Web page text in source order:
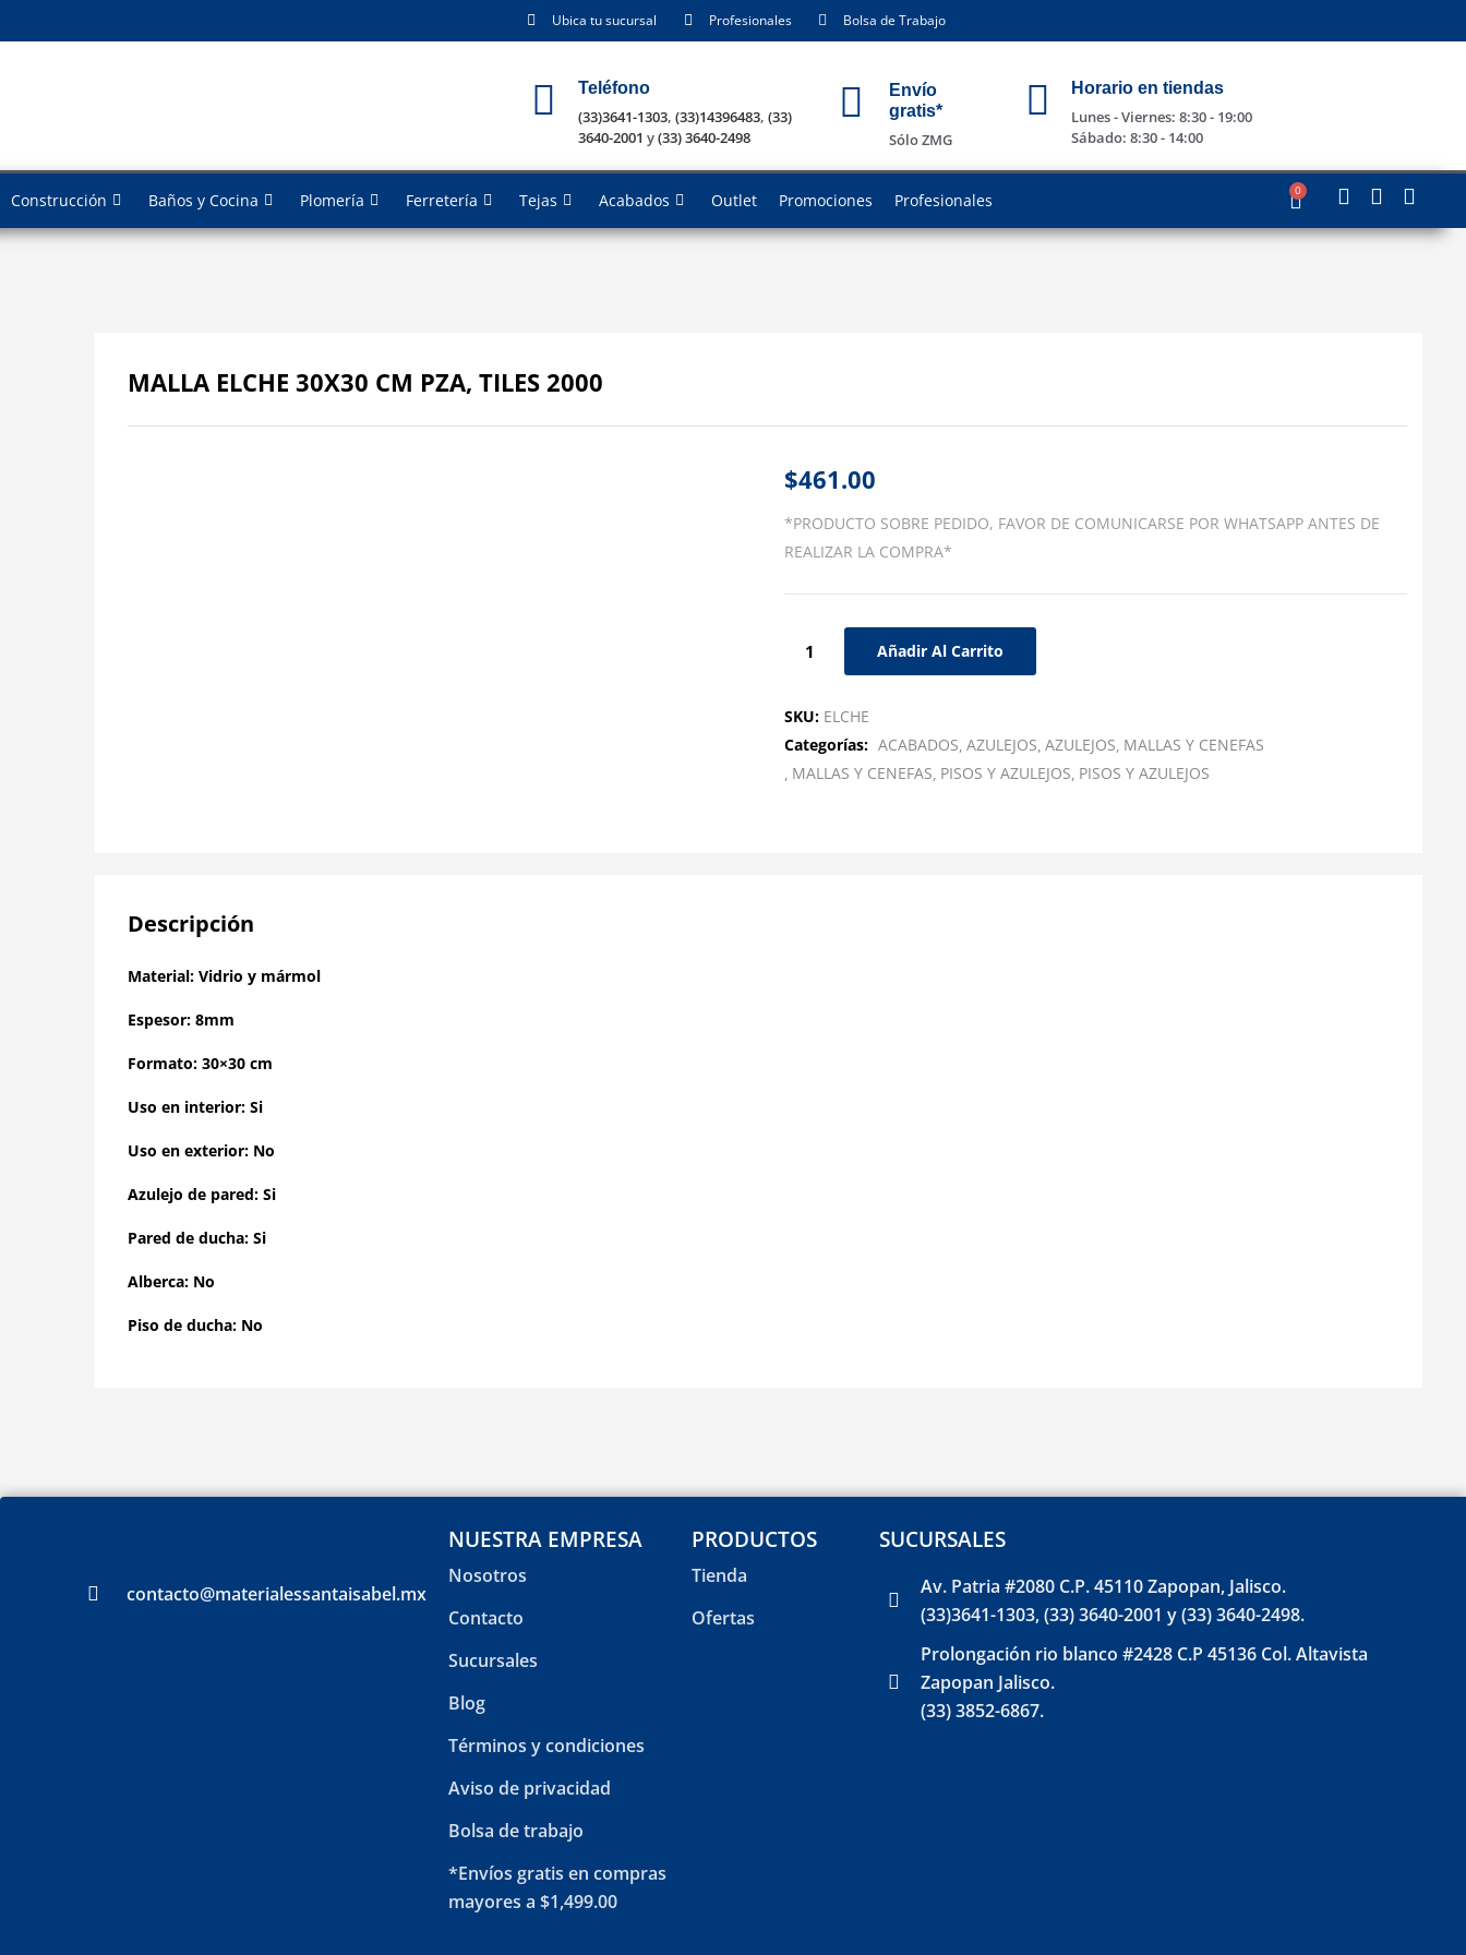
Ubica tu sucursal Profesionales Bolsa de Trabajo
Teléfono
(33)3641-1303, (33)14396483, (33)
3640-2001 y(33) 3640-2498
Envío
gratis*
Sólo ZMG
Horario en tiendas
Lunes - Viernes: 8:30 - 19:00
Sábado: 8:30 - 14:00
Construcción Baños y Cocina Plomería Ferretería Tejas Acabados Outlet Promociones Profesionales 0
MALLA ELCHE 30X30 CM PZA, TILES 2000
$461.00
*PRODUCTO SOBRE PEDIDO, FAVOR DE COMUNICARSE POR WHATSAPP ANTES DE
REALIZAR LA COMPRA*
Añadir Al Carrito
SKU: ELCHE
Categorías: ACABADOS AZULEJOS AZULEJOS MALLAS Y CENEFAS
MALLAS Y CENEFAS PISOS Y AZULEJOS PISOS Y AZULEJOS
Descripción
Material: Vidrio y mármol
Espesor: 8mm
Formato: 30×30 cm
Uso en interior: Si
Uso en exterior: No
Azulejo de pared: Si
Pared de ducha: Si
Alberca: No
Piso de ducha: No
contacto@materialessantaisabel.mx
NUESTRA EMPRESA
Nosotros
Contacto
Sucursales
Blog
Términos y condiciones
Aviso de privacidad
Bolsa de trabajo
*Envíos gratis en compras
mayores a $1,499.00
PRODUCTOS
Tienda
Ofertas
SUCURSALES
Av. Patria #2080 C.P. 45110 Zapopan, Jalisco.
(33)3641-1303, (33) 3640-2001 y (33) 3640-2498.
Prolongación rio blanco #2428 C.P 45136 Col. Altavista
Zapopan Jalisco.
(33) 3852-6867.